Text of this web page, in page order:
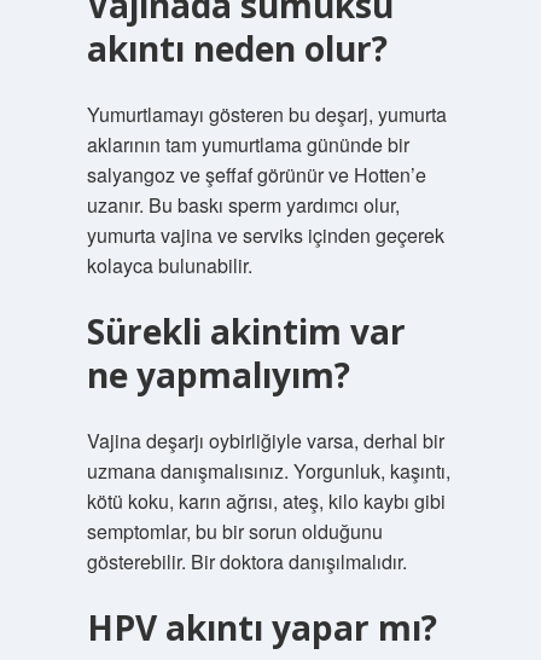
akıntı neden olur?
Yumurtlamayı gösteren bu deşarj, yumurta
aklarının tam yumurtlama gününde bir
salyangoz ve şeffaf görünür ve Hotten’e
uzanır. Bu baskı sperm yardımcı olur,
yumurta vajina ve serviks içinden geçerek
kolayca bulunabilir.
Sürekli akintim var
ne yapmalıyım?
Vajina deşarjı oybirliğiyle varsa, derhal bir
uzmana danışmalısınız. Yorgunluk, kaşıntı,
kötü koku, karın ağrısı, ateş, kilo kaybı gibi
semptomlar, bu bir sorun olduğunu
gösterebilir. Bir doktora danışılmalıdır.
HPV akıntı yapar mı?